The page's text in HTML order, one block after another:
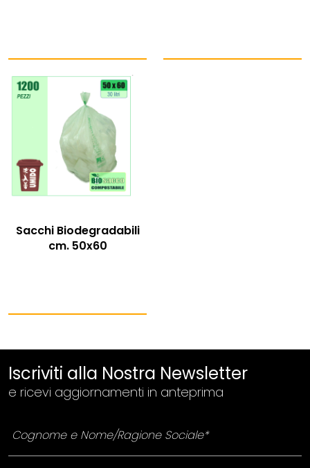
Sacchi Biodegradabili
cm. 50x60
Iscriviti alla Nostra Newsletter
e ricevi aggiornamenti in anteprima